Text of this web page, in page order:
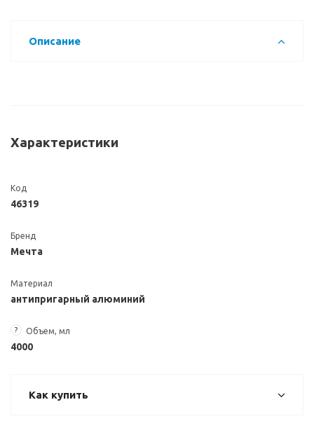
Описание
Характеристики
Код
46319
Бренд
Мечта
Материал
антипригарный алюминий
? Объем, мл
4000
Как купить